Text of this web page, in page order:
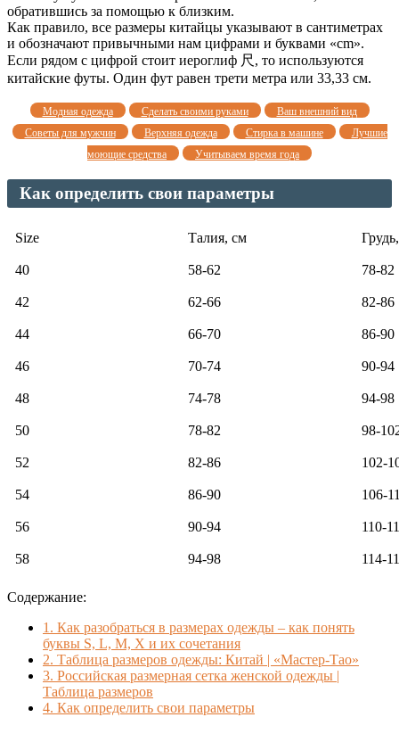
обратившись за помощью к близким.
Как правило, все размеры китайцы указывают в сантиметрах
и обозначают привычными нам цифрами и буквами «cm».
Если рядом с цифрой стоит иероглиф 尺, то используются
китайские футы. Один фут равен трети метра или 33,33 см.
Модная одежда Сделать своими руками
Ваш внешний вид
Советы для мужчин
Верхняя одежда Стирка в машине
Лучшие
моющие средства
Учитываем время года
Как определить свои параметры
Size Талия, см
40 58-62 78-82
42 62-66 82-86
44 66-70 86-90
46 70-74 90-94
48 74-78 94-98
50 78-82 98-
52 82-86 102-
54 86-90 106-
56 90-94 110-
58 94-98 114-
Содержание:
1. Как разобраться в размерах одежды – как понять
буквы S, L, M, X и их сочетания
2. Таблица размеров одежды: Китай | «Мастер-Тао»
3. Российская размерная сетка женской одежды |
Таблица размеров
4. Как определить свои параметры